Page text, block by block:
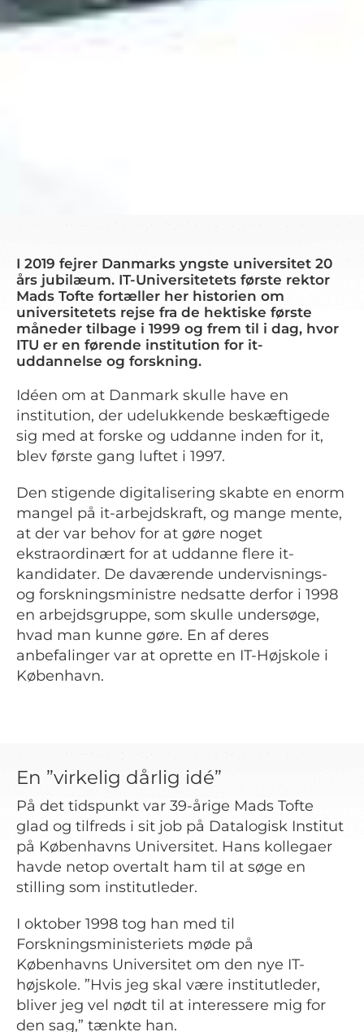
I 2019 fejrer Danmarks yngste universitet 20
års jubilæum. IT-Universitetets første rektor
Mads Tofte fortæller her historien om
universitetets rejse fra de hektiske første
måneder tilbage i 1999 og frem til i dag, hvor
ITU er en førende institution for it-
uddannelse og forskning.
Idéen om at Danmark skulle have en
institution, der udelukkende beskæftigede
sig med at forske og uddanne inden for it,
blev første gang luftet i 1997.
Den stigende digitalisering skabte en enorm
mangel på it-arbejdskraft, og mange mente,
at der var behov for at gøre noget
ekstraordinært for at uddanne flere it-
kandidater. De daværende undervisnings-
og forskningsministre nedsatte derfor i 1998
en arbejdsgruppe, som skulle undersøge,
hvad man kunne gøre. En af deres
anbefalinger var at oprette en IT-Højskole i
København.
En ”virkelig dårlig idé”
På det tidspunkt var 39-årige Mads Tofte
glad og tilfreds i sit job på Datalogisk Institut
på Københavns Universitet. Hans kollegaer
havde netop overtalt ham til at søge en
stilling som institutleder.
I oktober 1998 tog han med til
Forskningsministeriets møde på
Københavns Universitet om den nye IT-
højskole. ”Hvis jeg skal være institutleder,
bliver jeg vel nødt til at interessere mig for
den sag,” tænkte han.